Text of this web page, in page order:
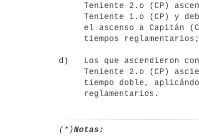
d)   Los que ascendieron
(*)Notas: